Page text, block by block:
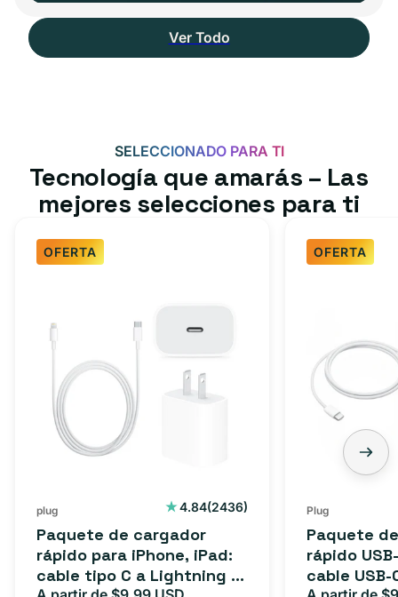
Ver Todo
SELECCIONADO PARA TI
Tecnología que amarás – Las
mejores selecciones para ti
OFERTA
plug 4.84(2436)
2436
Paquete de cargador
rápido para iPhone, iPad:
cable tipo C a Lightning (1
OFERTA
Plug
Paquete
rápido
cable USB-